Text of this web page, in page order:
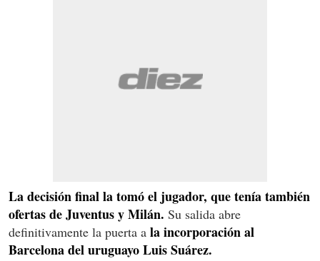
La decisión final la tomó el jugador, que tenía también
ofertas de Juventus y Milán. Su salida abre
definitivamente la puerta a la incorporación al
Barcelona del uruguayo Luis Suárez.